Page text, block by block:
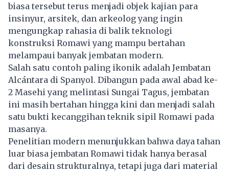
biasa tersebut terus menjadi objek kajian para
insinyur, arsitek, dan arkeolog yang ingin
mengungkap rahasia di balik teknologi
konstruksi Romawi yang mampu bertahan
melampaui banyak jembatan modern.
Salah satu contoh paling ikonik adalah Jembatan
Alcántara di Spanyol. Dibangun pada awal abad ke-
2 Masehi yang melintasi Sungai Tagus, jembatan
ini masih bertahan hingga kini dan menjadi salah
satu bukti kecanggihan teknik sipil Romawi pada
masanya.
Penelitian modern menunjukkan bahwa daya tahan
luar biasa jembatan Romawi tidak hanya berasal
dari desain strukturalnya, tetapi juga dari material